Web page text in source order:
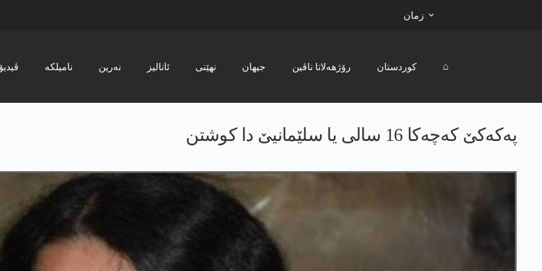
زمان
ڤیدیۆ نامیلکە نەرین ئانالیز نھێنی جیھان رۆژھەلاتا ناڤین کوردستان ⌂
پەکەکێ کەچەکا 16 سالی یا سلێمانیێ دا کوشتن